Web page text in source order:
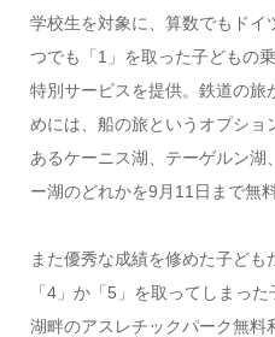
学校生を対象に、算数でもドイ
つでも「1」を取った子どもの
特別サービスを提供。鉄道の旅
めには、船の旅というオプショ
あるケーニス湖、テーゲルン
ー湖のどれかを9月11日まで無
また優秀な成績を修めた子ど
「4」か「5」を取ってしまっ
湖畔のアスレチックパーク無料